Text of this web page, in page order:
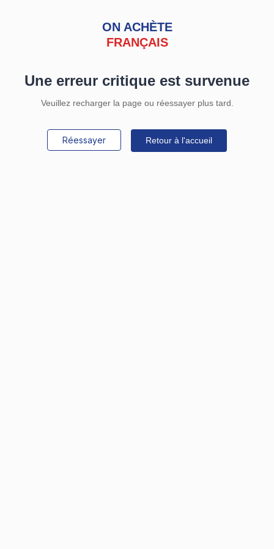
ON ACHÈTE
FRANÇAIS
Une erreur critique est survenue
Veuillez recharger la page ou réessayer plus tard.
Réessayer Retour à l'accueil